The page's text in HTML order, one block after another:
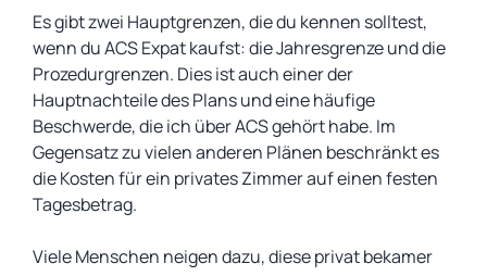
Es gibt zwei Hauptgrenzen, die du kennen solltest,
wenn du ACS Expat kaufst: die Jahresgrenze und die
Prozedurgrenzen. Dies ist auch einer der
Hauptnachteile des Plans und eine häufige
Beschwerde, die ich über ACS gehört habe. Im
Gegensatz zu vielen anderen Plänen beschränkt es
die Kosten für ein privates Zimmer auf einen festen
Tagesbetrag.
Viele Menschen neigen dazu, diese privat bekamer